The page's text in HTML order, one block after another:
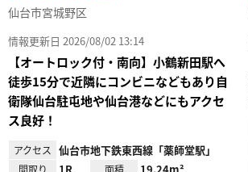
仙台市宮城野区
情報更新日 2026/08/02 13:14
【オートロック付・南向】小鶴新田駅へ
徒歩15分で近隣にコンビニなどもあり自
衛隊仙台駐屯地や仙台港などにもアクセ
ス良好！
アクセス 仙台市地下鉄東西線「薬師堂駅」
間取り 面積